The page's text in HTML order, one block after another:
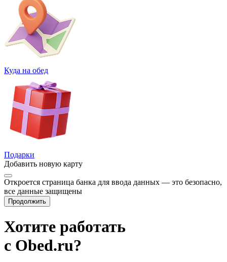
Куда на обед
Подарки
Добавить новую карту
Откроется страница банка для ввода данных — это безопасно,
все данные защищены
Продолжить
Хотите работать
с Obed.ru?